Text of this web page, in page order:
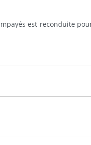
est reconduite